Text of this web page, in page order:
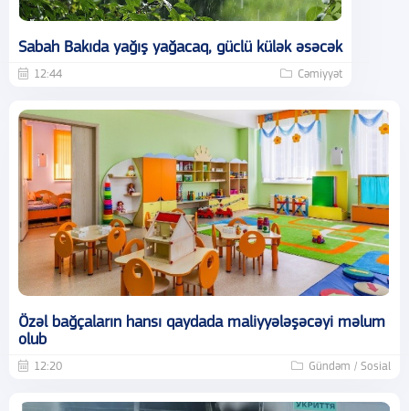
Sabah Bakıda yağış yağacaq, güclü külək əsəcək
12:44 Cəmiyyət
Özəl bağçaların hansı qaydada maliyyələşəcəyi məlum
olub
12:20 Gündəm / Sosial